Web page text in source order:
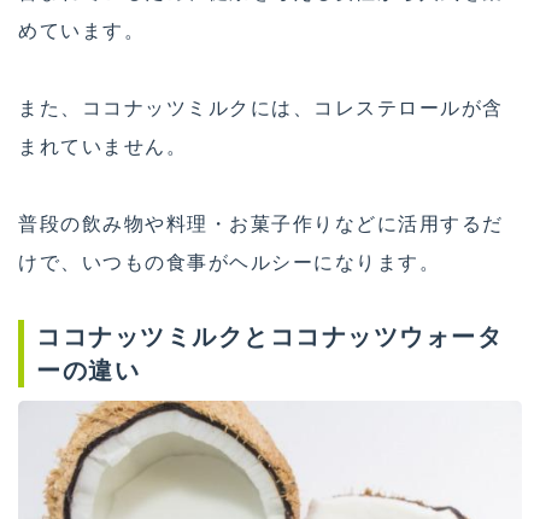
めています。
また、ココナッツミルクには、コレステロールが含
まれていません。
普段の飲み物や料理・お菓子作りなどに活用するだ
けで、いつもの食事がヘルシーになります。
ココナッツミルクとココナッツウォータ
ーの違い